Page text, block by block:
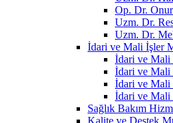
Op. Dr.
Uzm. Dr.
Uzm. Dr.
İdari ve Mali İşler
İdari ve Mali
İdari ve Mali
İdari ve Mali
İdari ve Mali
Sağlık Bakım
Kalite ve Destek